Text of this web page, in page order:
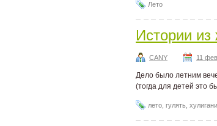
Лето
Истории из
CANY 11
Дело было летним
(тогда для детей это
лето гулять